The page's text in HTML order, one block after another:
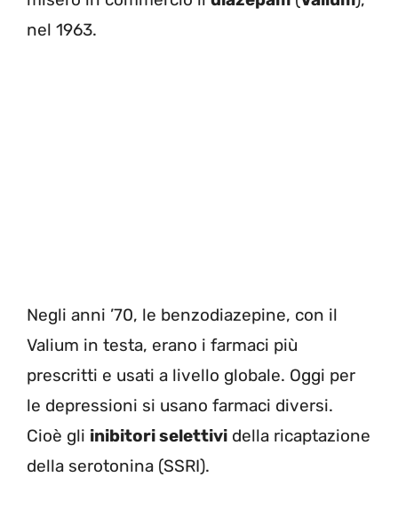
nel 1963.
Negli anni ’70, le benzodiazepine, con il
Valium in testa, erano i farmaci più
prescritti e usati a livello globale. Oggi per
le depressioni si usano farmaci diversi.
Cioè gli inibitori selettivi della ricaptazione
della serotonina (SSRI).